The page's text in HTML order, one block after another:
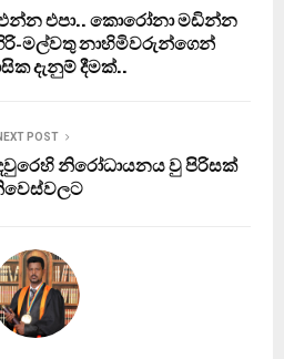
එපා.. කොරෝනා මඩින්න
මල්වතු නාහිමිවරුන්ගෙන්
දැනුම් දීමක්..
POST
නිරෝධායනය වු පිරිසක්